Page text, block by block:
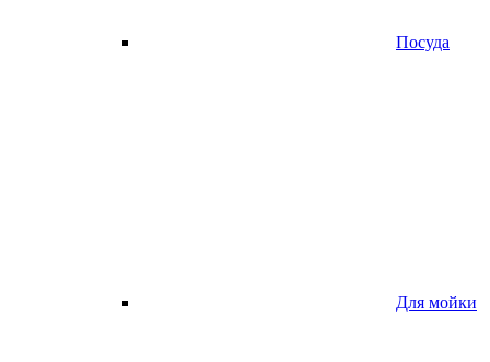
Посуда
Для мойки